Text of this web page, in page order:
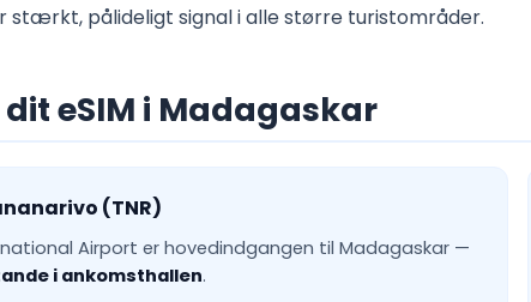
stærkt, pålideligt signal i alle større turistområder.
eSIM i Madagaskar
(TNR)
Airport er hovedindgangen til Madagaskar —
i ankomsthallen.